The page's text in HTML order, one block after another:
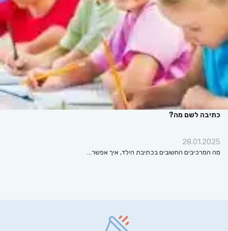
כתיבה לשם מה?
28.01.2025
מה המרכיבים החשובים בכתיבת הילד, איך אפשר…